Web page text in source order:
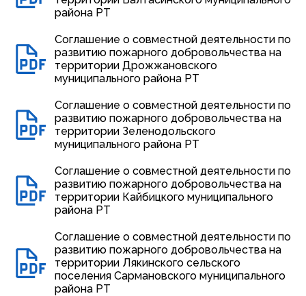
района РТ
Соглашение о совместной деятельности по
развитию пожарного добровольчества на
территории Дрожжановского
муниципального района РТ
Соглашение о совместной деятельности по
развитию пожарного добровольчества на
территории Зеленодольского
муниципального района РТ
Соглашение о совместной деятельности по
развитию пожарного добровольчества на
территории Кайбицкого муниципального
района РТ
Соглашение о совместной деятельности по
развитию пожарного добровольчества на
территории Лякинского сельского
поселения Сармановского муниципального
района РТ